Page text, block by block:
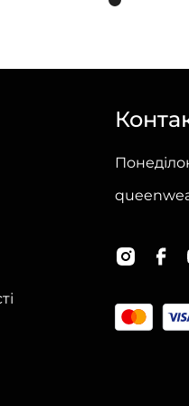
кілька
Параметри
вибрати
на
товару